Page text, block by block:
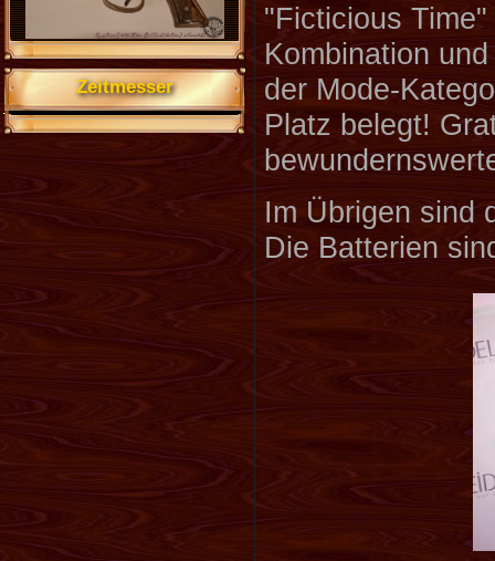
Zeitmesser
"Ficticious
Kombination
der Mode-
Platz belegt!
Im Übrigen sind
Die Batterien